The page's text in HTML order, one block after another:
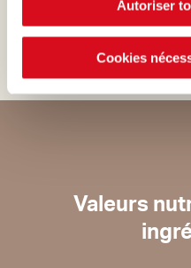
Autoriser
Cookies
Valeurs